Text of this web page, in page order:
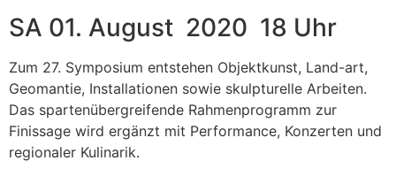
SA 01. August 2020 18 Uhr
Zum 27. Symposium entstehen Objektkunst, Land-art,
Geomantie, Installationen sowie skulpturelle Arbeiten.
Das spartenübergreifende Rahmenprogramm zur
Finissage wird ergänzt mit Performance, Konzerten und
regionaler Kulinarik.